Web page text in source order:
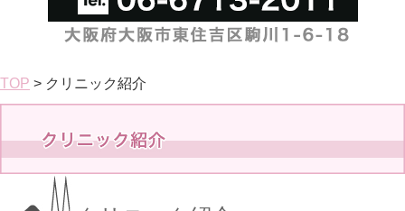
TOP > クリニック紹介